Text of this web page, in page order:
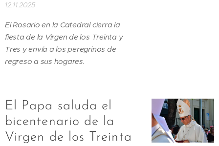
12.11.2025
El Rosario en la Catedral cierra la
fiesta de la Virgen de los Treinta y
Tres y envía a los peregrinos de
regreso a sus hogares.
El Papa saluda el
bicentenario de la
Virgen de los Treinta